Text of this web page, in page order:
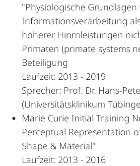
"Physiologische
Informationsverarbeitung
höherer Hinrnleistungen
Primaten (primate systems
Beteiligung
Laufzeit: 2013 - 2019
Sprecher: Prof. Dr. Hans-
(Universitätsklinikum
Marie Curie Initial Training
Perceptual Representation
Shape & Material"
Laufzeit: 2013 - 2016